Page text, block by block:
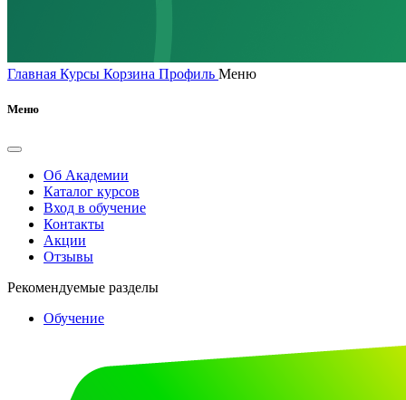
Главная Курсы Корзина Профиль Меню
Меню
Об Академии
Каталог курсов
Вход в обучение
Контакты
Акции
Отзывы
Рекомендуемые разделы
Обучение